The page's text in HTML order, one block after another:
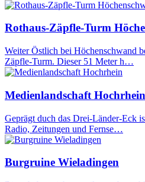
Rothaus-Zäpfle-Turm
Weiter Östlich bei Höchenschwand
Zäpfle-Turm. Dieser 51 Meter h…
Medienlandschaft Hochrhein
Geprägt duch das Drei-Länder-Eck
Radio, Zeitungen und Fernse…
Burgruine Wieladingen